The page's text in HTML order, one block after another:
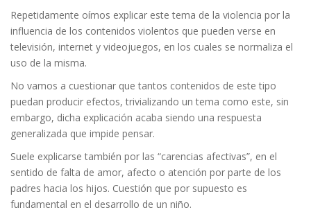
Repetidamente oímos explicar este tema de la violencia por la
influencia de los contenidos violentos que pueden verse en
televisión, internet y videojuegos, en los cuales se normaliza el
uso de la misma.
No vamos a cuestionar que tantos contenidos de este tipo
puedan producir efectos, trivializando un tema como este, sin
embargo, dicha explicación acaba siendo una respuesta
generalizada que impide pensar.
Suele explicarse también por las “carencias afectivas”, en el
sentido de falta de amor, afecto o atención por parte de los
padres hacia los hijos. Cuestión que por supuesto es
fundamental en el desarrollo de un niño.